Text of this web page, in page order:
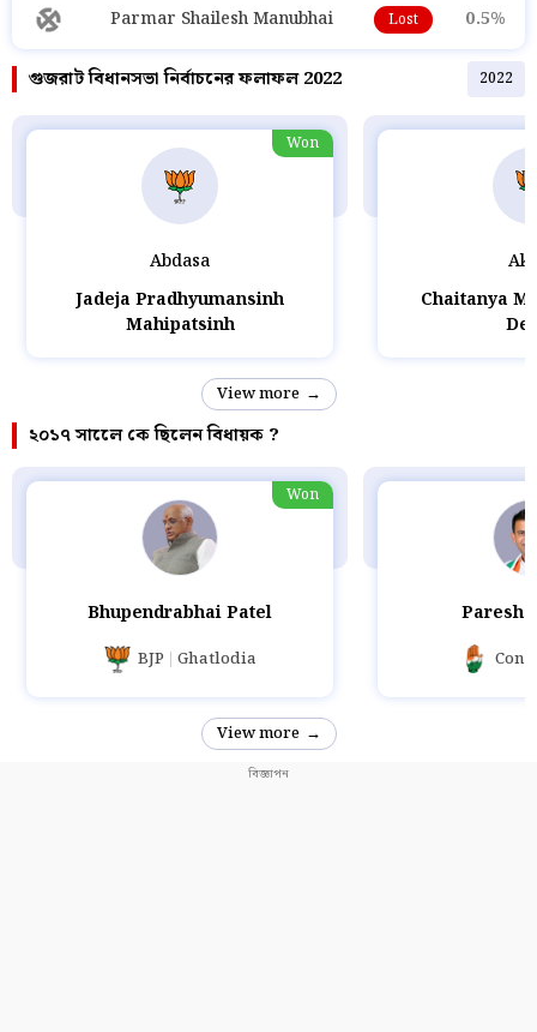
Parmar Shailesh Manubhai Lost 0.5%
গুজরাট বিধানসভা নির্বাচনের ফলাফল 2022 2022
Abdasa
Jadeja Pradhyumansinh
Mahipatsinh
Won
Chaitanya
View more
২০১৭ সালেে কে ছিলেন বিধায়ক ?
Bhupendrabhai Patel
BJP Ghatlodia
Won
Paresh
Cong
View more